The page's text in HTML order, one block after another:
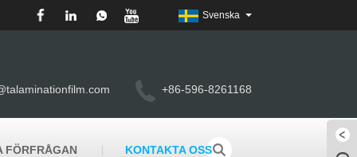
+86-596-8261168
Svenska
FÖRFRÅGAN KONTAKTA OSS